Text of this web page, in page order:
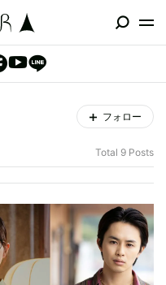
フォロー
Total 9 Posts